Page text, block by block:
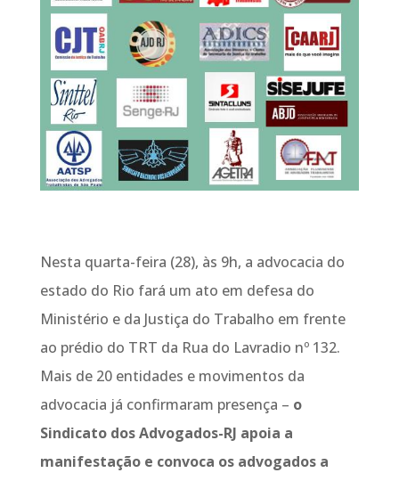
Nesta quarta-feira (28), às 9h, a advocacia do
estado do Rio fará um ato em defesa do
Ministério e da Justiça do Trabalho em frente
ao prédio do TRT da Rua do Lavradio nº 132.
Mais de 20 entidades e movimentos da
advocacia já confirmaram presença – o
Sindicato dos Advogados-RJ apoia a
manifestação e convoca os advogados a